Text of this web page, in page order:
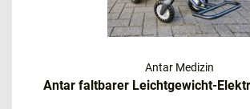
Angehörige oder Pflegepersonen den
wollen, kann ein manueller Rollstuhl mit
Antar Medizin
Antar faltbarer Leichtgewicht-